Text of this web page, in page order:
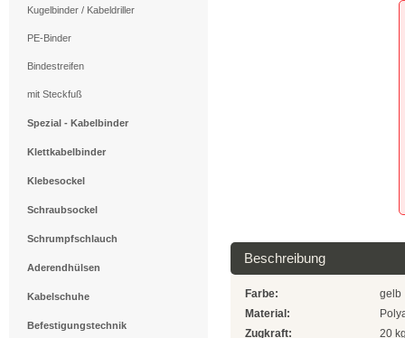
Kugelbinder / Kabeldriller
PE-Binder
Bindestreifen
mit Steckfuß
Spezial - Kabelbinder
Klettkabelbinder
Klebesockel
Schraubsockel
Schrumpfschlauch
Aderendhülsen
Kabelschuhe
Befestigungstechnik
Beschreibung
Farbe:
gelb
Material:
Zugkraft:
20